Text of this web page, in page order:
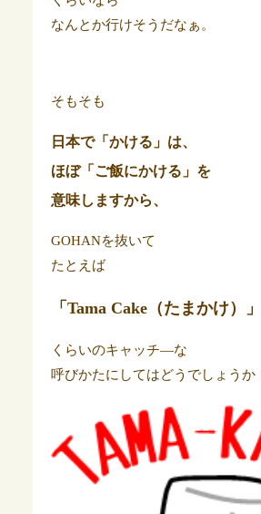
なんとか行けそうだなぁ。
そもそも
日本で「かける」は、
ほぼ「ご飯にかける」を
意味しますから、
GOHANを抜いて
たとえば
「Tama Cake（たまかけ）」
くらいのキャッチ―な
呼びかたにしてはどうでしょうか